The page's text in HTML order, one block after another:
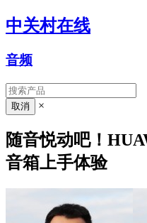
中关村在线
音频
×
随音悦动吧！
音箱上手体验